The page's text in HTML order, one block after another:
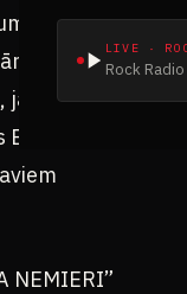
LIVE ·
Rock
par
jaunumi un
un
NEMIERI”